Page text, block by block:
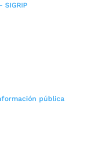
SIGRIP
pública